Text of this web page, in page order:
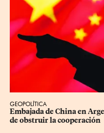
GEOPOLÍTICA
Embajada de China en
de obstruir la cooperación